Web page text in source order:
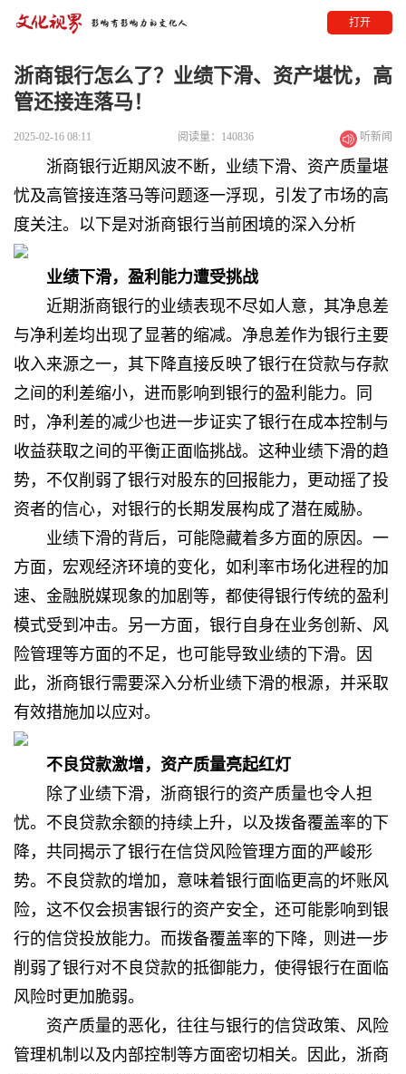
打开
浙商银行怎么了？业绩下滑、资产堪忧，高
管还接连落马！
2025-02-16 08:11 阅读量：140836 听新闻
浙商银行近期风波不断，业绩下滑、资产质量堪
忧及高管接连落马等问题逐一浮现，引发了市场的高
度关注。以下是对浙商银行当前困境的深入分析
业绩下滑，盈利能力遭受挑战
近期浙商银行的业绩表现不尽如人意，其净息差
与净利差均出现了显著的缩减。净息差作为银行主要
收入来源之一，其下降直接反映了银行在贷款与存款
之间的利差缩小，进而影响到银行的盈利能力。同
时，净利差的减少也进一步证实了银行在成本控制与
收益获取之间的平衡正面临挑战。这种业绩下滑的趋
势，不仅削弱了银行对股东的回报能力，更动摇了投
资者的信心，对银行的长期发展构成了潜在威胁。
业绩下滑的背后，可能隐藏着多方面的原因。一
方面，宏观经济环境的变化，如利率市场化进程的加
速、金融脱媒现象的加剧等，都使得银行传统的盈利
模式受到冲击。另一方面，银行自身在业务创新、风
险管理等方面的不足，也可能导致业绩的下滑。因
此，浙商银行需要深入分析业绩下滑的根源，并采取
有效措施加以应对。
不良贷款激增，资产质量亮起红灯
除了业绩下滑，浙商银行的资产质量也令人担
忧。不良贷款余额的持续上升，以及拨备覆盖率的下
降，共同揭示了银行在信贷风险管理方面的严峻形
势。不良贷款的增加，意味着银行面临更高的坏账风
险，这不仅会损害银行的资产安全，还可能影响到银
行的信贷投放能力。而拨备覆盖率的下降，则进一步
削弱了银行对不良贷款的抵御能力，使得银行在面临
风险时更加脆弱。
资产质量的恶化，往往与银行的信贷政策、风险
管理机制以及内部控制等方面密切相关。因此，浙商